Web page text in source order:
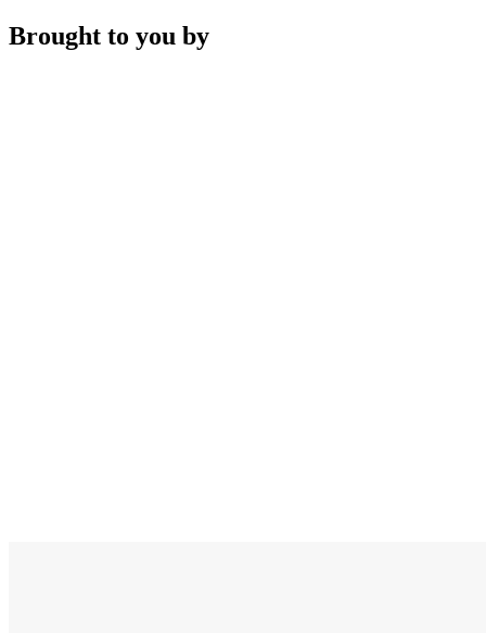
Brought to you by